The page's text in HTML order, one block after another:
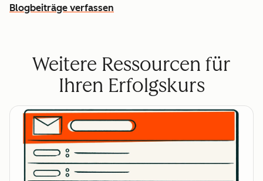
Blogbeiträge verfassen
Weitere Ressourcen für
Ihren Erfolgskurs